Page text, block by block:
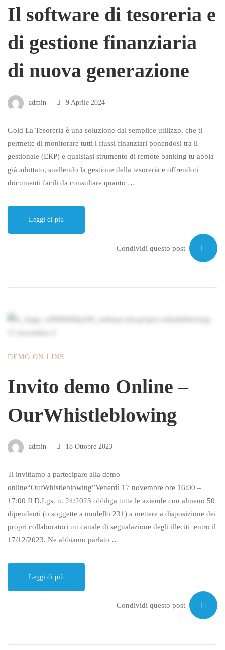
Il software di tesoreria e
di gestione finanziaria
di nuova generazione
admin 9 Aprile 2024
Gold La Tesoreria è una soluzione dal semplice utilizzo, che ti
permette di monitorare tutti i flussi finanziari ponendosi tra il
gestionale (ERP) e qualsiasi strumento di remote banking tu abbia
già adottato, snellendo la gestione della tesoreria e offrendoti
documenti facili da consultare quanto …
Leggi di più
Condividi questo post
DEMO ON LINE
Invito demo Online –
OurWhistleblowing
admin 18 Ottobre 2023
Ti invitiamo a partecipare alla demo
online“OurWhistleblowing”Venerdì 17 novembre ore 16:00 –
17:00 Il D.Lgs. n. 24/2023 obbliga tutte le aziende con almeno 50
dipendenti (o soggette a modello 231) a mettere a disposizione dei
propri collaboratori un canale di segnalazione degli illeciti entro il
17/12/2023. Ne abbiamo parlato …
Leggi di più
Condividi questo post